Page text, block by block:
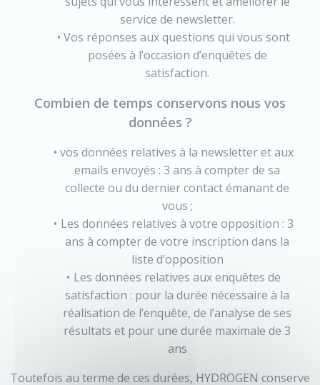
service de newsletter.
Vos réponses aux questions qui vous sont
posées à l’occasion d’enquêtes de
satisfaction.
Combien de temps conservons nous vos
données ?
vos données relatives à la newsletter et aux
emails envoyés : 3 ans à compter de sa
collecte ou du dernier contact émanant de
vous ;
Les données relatives à votre opposition : 3
ans à compter de votre inscription dans la
liste d’opposition
Les données relatives aux enquêtes de
satisfaction : pour la durée nécessaire à la
réalisation de l’enquête, de l’analyse de ses
résultats et pour une durée maximale de 3
ans
Toutefois au terme de ces durées, HYDROGEN conserve